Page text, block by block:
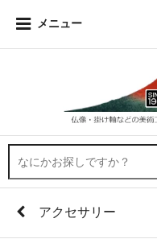
メニュー
アクセサリー